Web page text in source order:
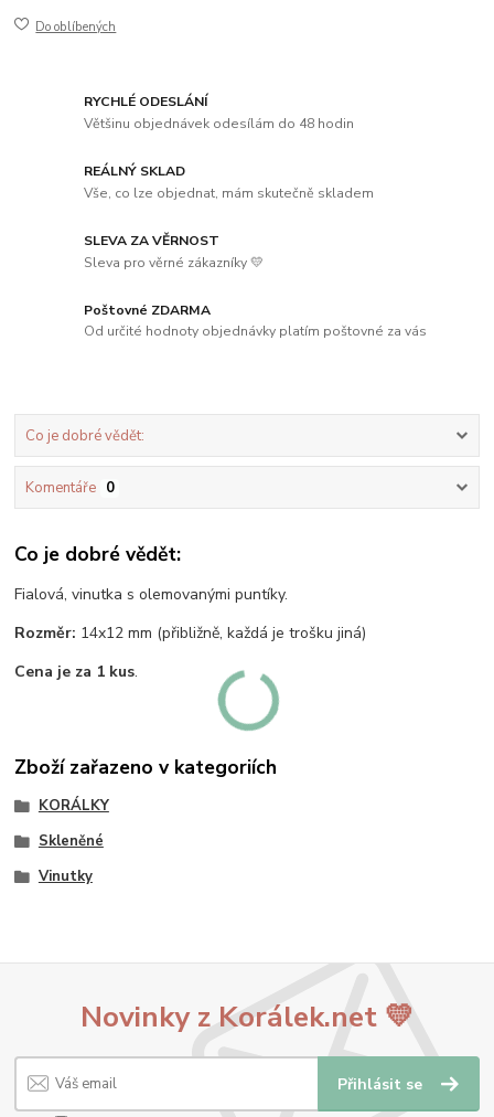
Do oblíbených
RYCHLÉ ODESLÁNÍ
Většinu objednávek odesílám do 48 hodin
REÁLNÝ SKLAD
Vše, co lze objednat, mám skutečně skladem
SLEVA ZA VĚRNOST
Sleva pro věrné zákazníky 💛
Poštovné ZDARMA
Od určité hodnoty objednávky platím poštovné za vás
Co je dobré vědět:
Komentáře 0
Co je dobré vědět:
Fialová, vinutka s olemovanými puntíky.
Rozměr: 14x12 mm (přibližně, každá je trošku jiná)
Cena je za 1 kus.
Zboží zařazeno v kategoriích
KORÁLKY
Skleněné
Vinutky
Novinky z Korálek.net 💛
Přihlásit se